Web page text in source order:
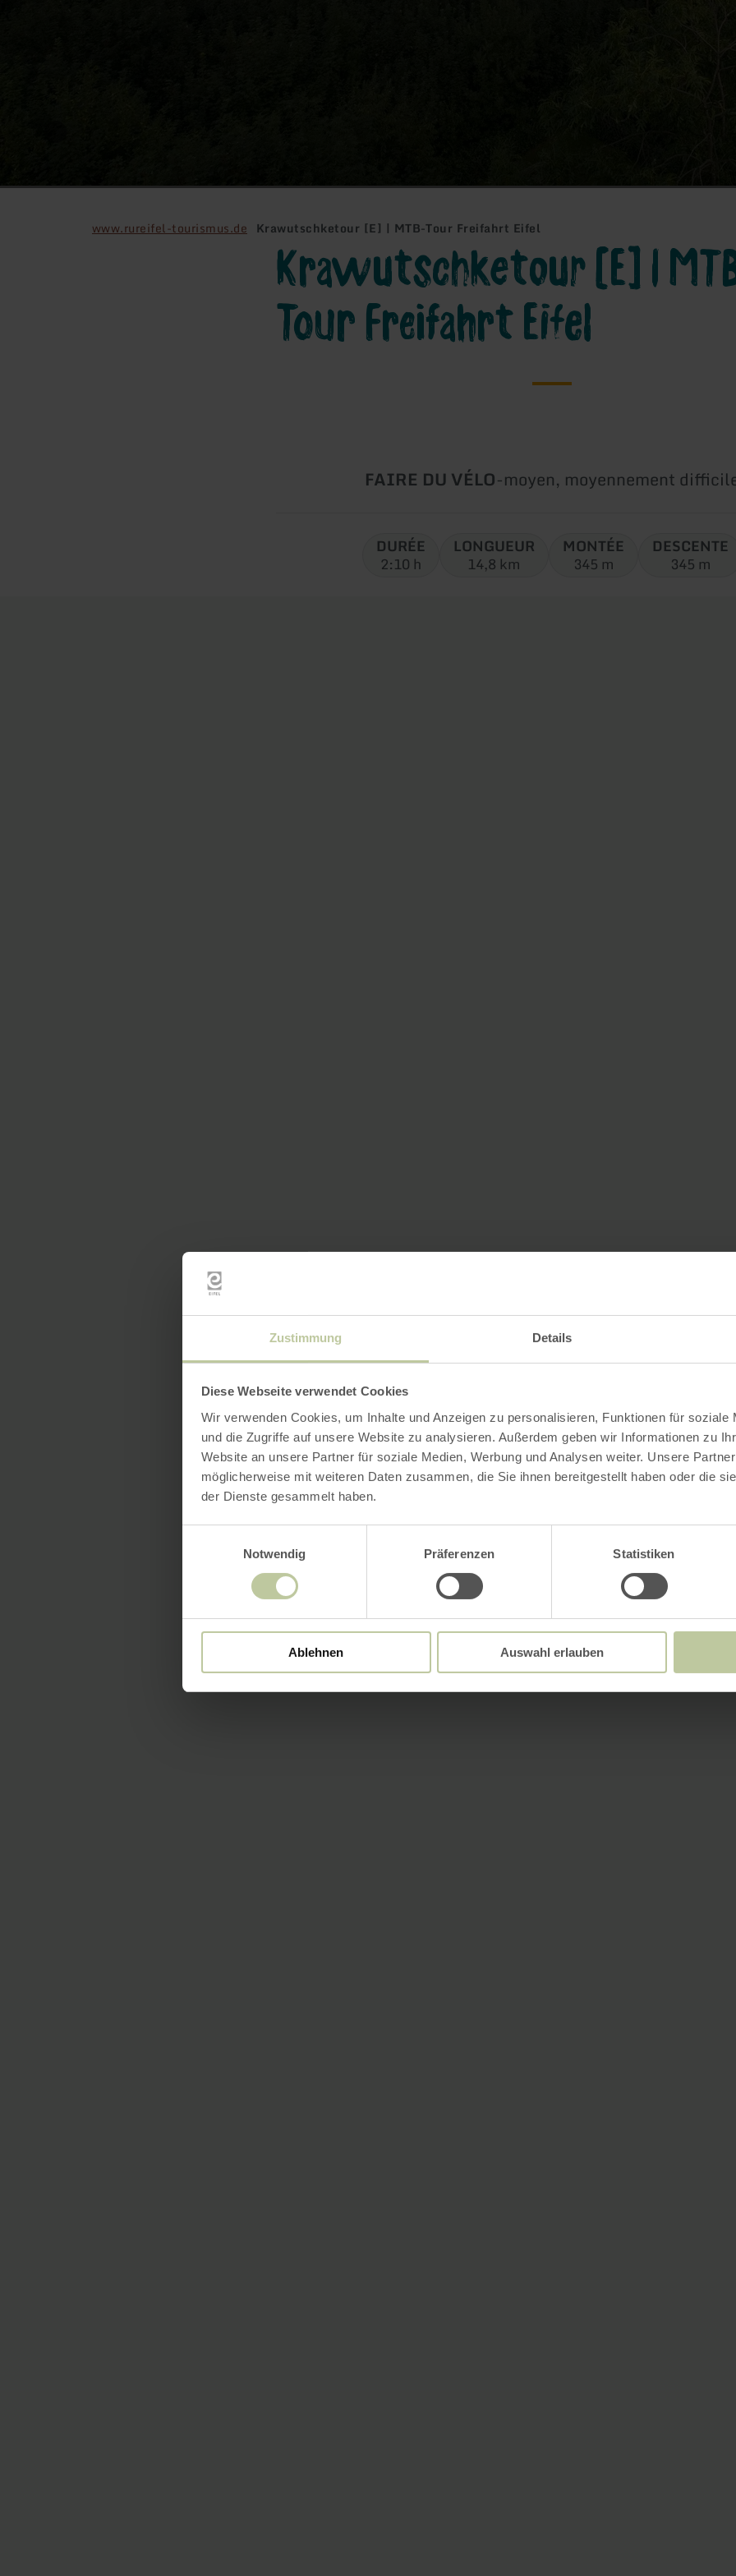
Zustimmung Details
Diese Webseite verwendet Cookies
Wir verwenden Cookies, um Inhalte und Anzeigen zu personalisieren, Funktionen für soziale
und die Zugriffe auf unsere Website zu analysieren. Außerdem geben wir Informationen zu
Website an unsere Partner für soziale Medien, Werbung und Analysen weiter. Unsere
möglicherweise mit weiteren Daten zusammen, die Sie ihnen bereitgestellt haben oder die
der Dienste gesammelt haben.
Notwendig
Präferenzen Statistiken
Ablehnen Auswahl erlauben
www.rureifel-tourismus.de Krawutschketour [E] | MTB-Tour Freifahrt Eifel
Krawutschketour [E] |
Tour Freifahrt Eifel
Type
circuit:
FAIRE DU VÉLO-Difficulté:
moyen, moyennement
DURÉE
2:10 h
LONGUEUR
14,8 km
MONTÉE
345 m
DESCENTE
345 m